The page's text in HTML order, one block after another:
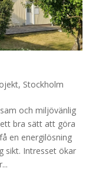
, Stockholm
och miljövänlig
bra sätt att göra
en energilösning
sikt. Intresset ökar